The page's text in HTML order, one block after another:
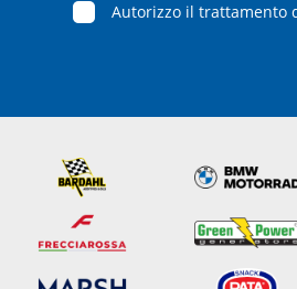
Autorizzo il trattamento